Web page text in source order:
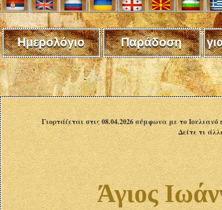
Ημερολόγιο Παράδοση
Γιορτάζεται στις 08.04.2026 σύμφωνα με το
Δείτε τι
Άγιος